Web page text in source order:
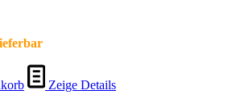
Zeige Details